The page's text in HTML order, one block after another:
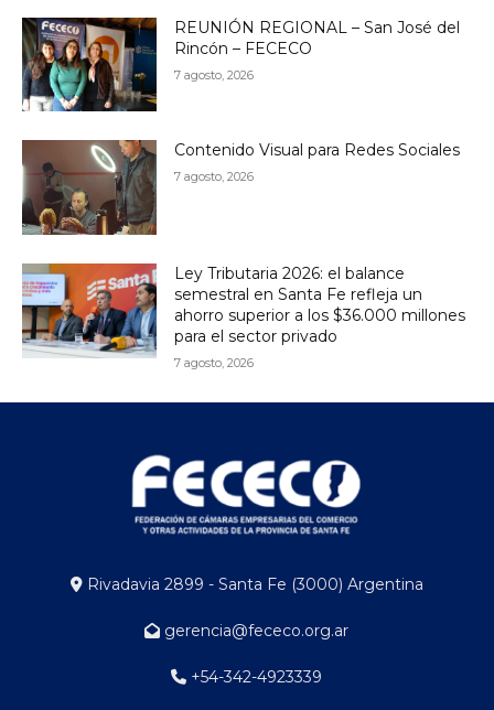
REUNIÓN REGIONAL – San José del
Rincón – FECECO
7 agosto, 2026
Contenido Visual para Redes Sociales
7 agosto, 2026
Ley Tributaria 2026: el balance
semestral en Santa Fe refleja un
ahorro superior a los $36.000 millones
para el sector privado
7 agosto, 2026
Rivadavia 2899 - Santa Fe (3000) Argentina
gerencia@fececo.org.ar
+54-342-4923339